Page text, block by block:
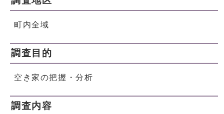
町内全域
調査目的
空き家の把握・分析
調査内容